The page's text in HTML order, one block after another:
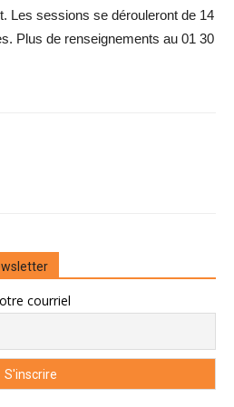
Les sessions se dérouleront de 14
Plus de renseignements au 01 30
courriel